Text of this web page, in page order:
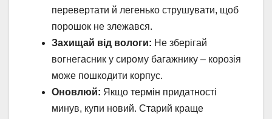
перевертати й легенько струшувати, щоб
порошок не злежався.
Захищай від вологи: Не зберігай
вогнегасник у сирому багажнику – корозія
може пошкодити корпус.
Оновлюй: Якщо термін придатності
минув, купи новий. Старий краще